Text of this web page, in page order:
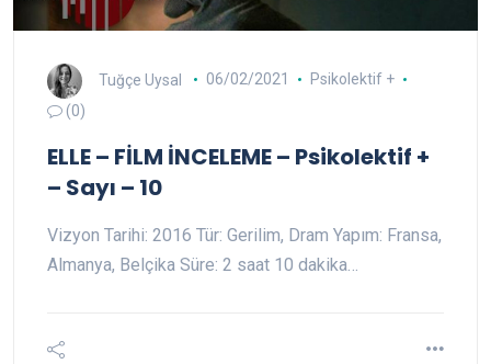
Tuğçe Uysal 06/02/2021
Psikolektif +
(0)
ELLE – FİLM İNCELEME – Psikolektif +
– Sayı – 10
Vizyon Tarihi: 2016 Tür: Gerilim, Dram Yapım: Fransa,
Almanya, Belçika Süre: 2 saat 10 dakika…